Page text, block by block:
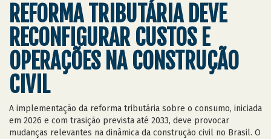
REFORMA TRIBUTÁRIA DEVE
RECONFIGURAR CUSTOS E
OPERAÇÕES NA CONSTRUÇÃO
CIVIL
A implementação da reforma tributária sobre o consumo, iniciada
em 2026 e com trasição prevista até 2033, deve provocar
mudanças relevantes na dinâmica da construção civil no Brasil. O